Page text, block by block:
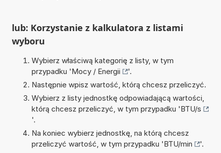
lub: Korzystanie z kalkulatora z listami
wyboru
Wybierz właściwą kategorię z listy, w tym
przypadku 'Mocy / Energii
'.
Następnie wpisz wartość, którą chcesz przeliczyć.
Wybierz z listy jednostkę odpowiadającą wartości,
którą chcesz przeliczyć, w tym przypadku 'BTU/s
'.
Na koniec wybierz jednostkę, na którą chcesz
przeliczyć wartość, w tym przypadku 'BTU/min '.